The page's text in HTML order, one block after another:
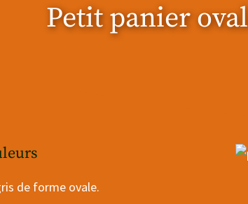
Petit panier
de forme ovale.